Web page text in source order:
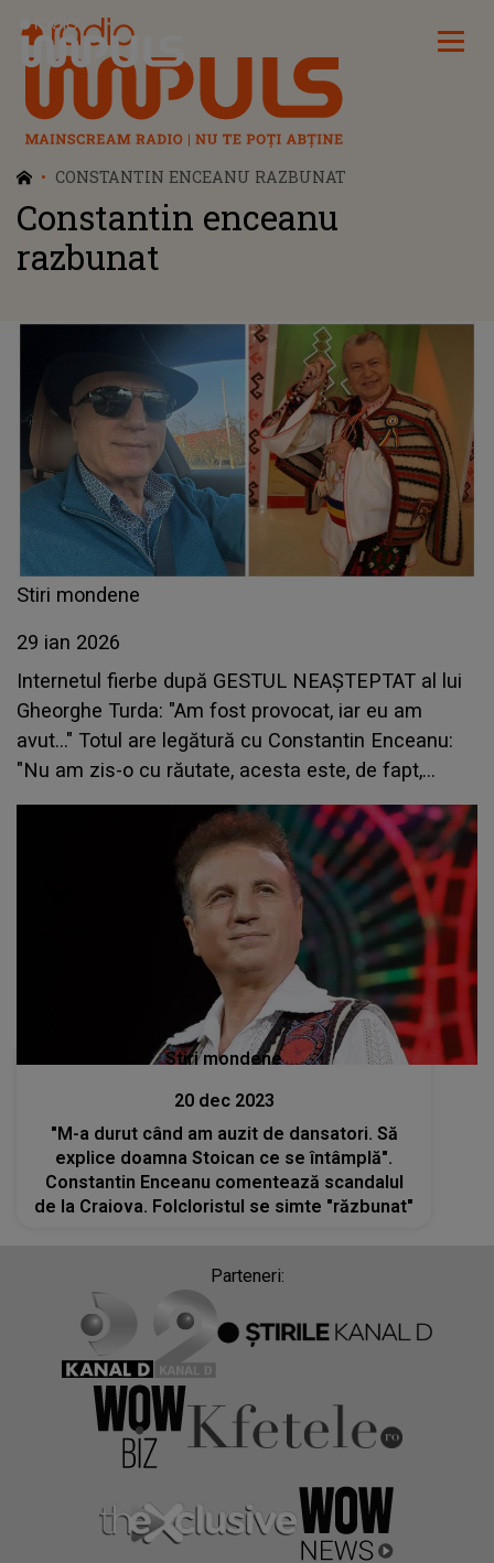
Radio Impuls
CONSTANTIN ENCEANU RAZBUNAT
Constantin enceanu
razbunat
Stiri mondene
29 ian 2026
Internetul fierbe după GESTUL NEAȘTEPTAT al lui
Gheorghe Turda: "Am fost provocat, iar eu am
avut..." Totul are legătură cu Constantin Enceanu:
"Nu am zis-o cu răutate, acesta este, de fapt,
adevărul, fără..."
Stiri mondene
20 dec 2023
"M-a durut când am auzit de dansatori. Să
explice doamna Stoican ce se întâmplă".
Constantin Enceanu comentează scandalul
de la Craiova. Folcloristul se simte "răzbunat"
Parteneri: